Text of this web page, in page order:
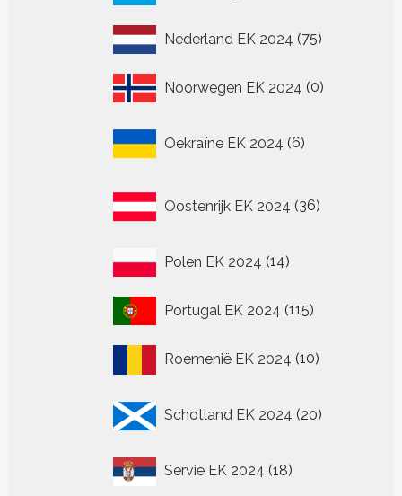
Nederland EK 2024 7575
Noorwegen EK 2024 00
Oekraïne EK 2024 6
producten
Oostenrijk EK 2024 36
producten
Polen EK 2024 1414
Portugal EK 2024 115115
Roemenië EK 2024 1010
Schotland EK 2024 20
producten
Servië EK 2024 1818